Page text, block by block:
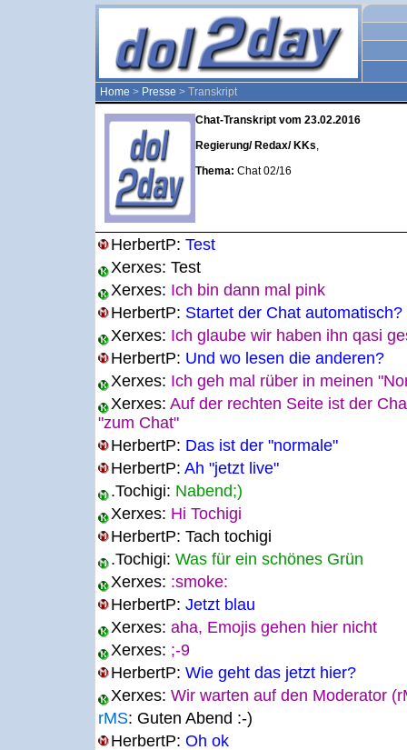
Home > Presse > Transkript
Chat-Transkript vom 23.02.2016
Regierung/ Redax/ KKs,
Thema: Chat 02/16
HerbertP: Test
Xerxes: Test
Xerxes: Ich bin dann mal pink
HerbertP: Startet der Chat automatisch?
Xerxes: Ich glaube wir haben ihn qasi
HerbertP: Und wo lesen die anderen?
Xerxes: Ich geh mal rüber in meinen
Xerxes: Auf der rechten Seite ist der
"zum Chat"
HerbertP: Das ist der "normale"
HerbertP: Ah "jetzt live"
.Tochigi: Nabend;)
Xerxes: Hi Tochigi
HerbertP: Tach tochigi
.Tochigi: Was für ein schönes Grün
Xerxes: :smoke:
HerbertP: Jetzt blau
Xerxes: aha, Emojis gehen hier nicht
Xerxes: ;-9
HerbertP: Wie geht das jetzt hier?
Xerxes: Wir warten auf den Moderator
rMS: Guten Abend :-)
HerbertP: Oh ok